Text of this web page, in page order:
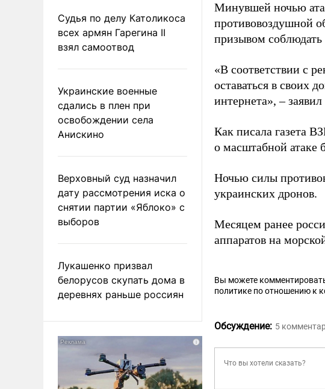
Судья по делу Католикоса
всех армян Гарегина II
взял самоотвод
Украинские военные
сдались в плен при
освобождении села
Анискино
Верховный суд назначил
дату рассмотрения иска о
снятии партии «Яблоко» с
выборов
Лукашенко призвал
белорусов скупать дома в
деревнях раньше россиян
Минувшей ночью
противовоздушной
призывом
«В соответствии с
оставаться в своих
интернета», – заявил
Как писала газета
о масштабной атаке
Ночью силы
украинских дронов.
Месяцем ранее
аппаратов на
Вы можете
политике по отношению к
Обсуждение: 5